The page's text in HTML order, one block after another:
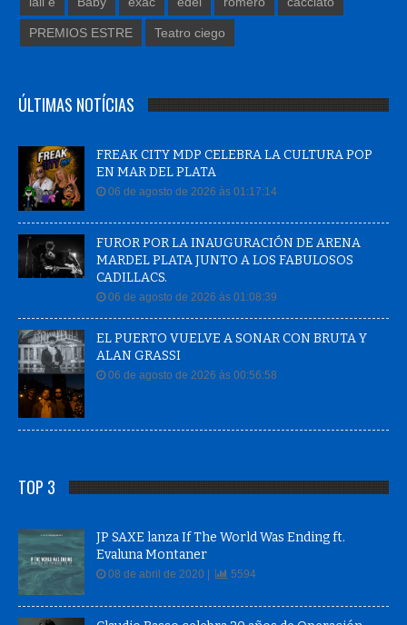
PREMIOS ESTRE Teatro ciego
ÚLTIMAS NOTÍCIAS
FREAK CITY MDP CELEBRA LA CULTURA POP
EN MAR DEL PLATA
06 de agosto de 2026 às 01:17:14
FUROR POR LA INAUGURACIÓN DE ARENA
MARDEL PLATA JUNTO A LOS FABULOSOS
CADILLACS.
06 de agosto de 2026 às 01:08:39
EL PUERTO VUELVE A SONAR CON BRUTA Y
ALAN GRASSI
06 de agosto de 2026 às 00:56:58
TOP 3
JP SAXE lanza If The World Was Ending ft.
Evaluna Montaner
08 de abril de 2020 | 5594